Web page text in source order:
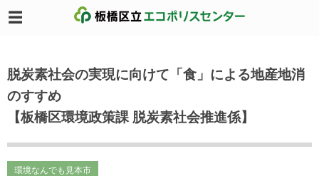
脱炭素社会の実現に向けて「食」による地産地消
のすすめ
【板橋区環境政策課 脱炭素社会推進係】
環境なんでも見本市